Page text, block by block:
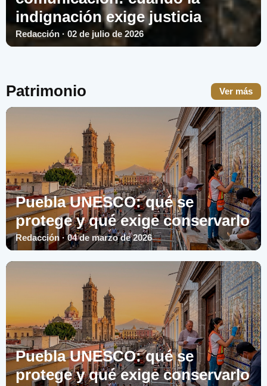
indignación exige justicia
Redacción · 02 de julio de 2026
Patrimonio Ver más
Puebla UNESCO: qué se
protege y qué exige conservarlo
Redacción · 04 de marzo de 2026
Puebla UNESCO: qué se
protege y qué exige conservarlo